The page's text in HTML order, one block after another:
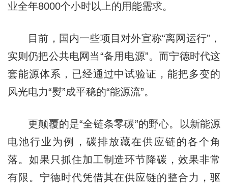
业全年8000个小时以上的用能需求。
目前，国内一些项目对外宣称“离网运行”，
实则仍把公共电网当“备用电源”。而宁德时代这
套能源体系，已经通过中试验证，能把多变的
风光电力“熨”成平稳的“能源流”。
更颠覆的是“全链条零碳”的野心。以新能源
电池行业为例，碳排放藏在供应链的各个角
落。如果只抓住加工制造环节降碳，效果非常
有限。宁德时代凭借其在供应链的整合力，驱